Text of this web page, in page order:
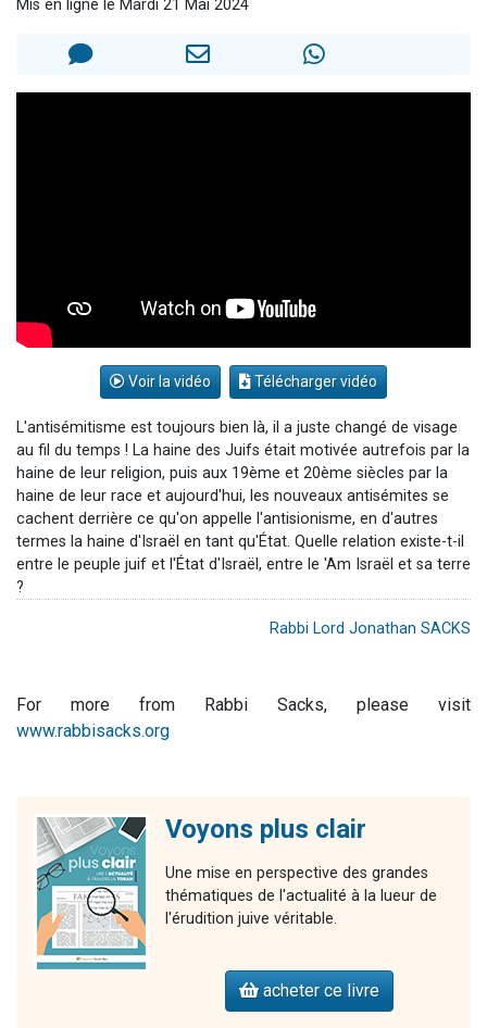
30 personnes viennent de faire un don pour Sauvez la jambe de Yohan
Mis en ligne le Mardi 21 Mai 2024
Voir la vidéo Télécharger vidéo
L'antisémitisme est toujours bien là, il a juste changé de visage
au fil du temps ! La haine des Juifs était motivée autrefois par la
haine de leur religion, puis aux 19ème et 20ème siècles par la
haine de leur race et aujourd'hui, les nouveaux antisémites se
cachent derrière ce qu'on appelle l'antisionisme, en d'autres
termes la haine d'Israël en tant qu'État. Quelle relation existe-t-il
entre le peuple juif et l'État d'Israël, entre le 'Am Israël et sa terre
?
Rabbi Lord Jonathan SACKS
For more from Rabbi Sacks, please visit
www.rabbisacks.org
Voyons plus clair
Une mise en perspective des grandes
thématiques de l'actualité à la lueur de
l'érudition juive véritable.
acheter ce livre